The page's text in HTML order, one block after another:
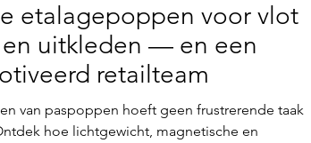
etalagepoppen voor vlot
en uitkleden — en een
retailteam
van paspoppen hoeft geen frustrerende taak
hoe lichtgewicht, magnetische en